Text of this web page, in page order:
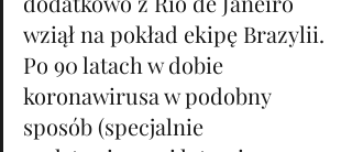
wziął na pokład ekipę Brazylii.
Po 90 latach w dobie
koronawirusa w podobny
sposób (specjalnie